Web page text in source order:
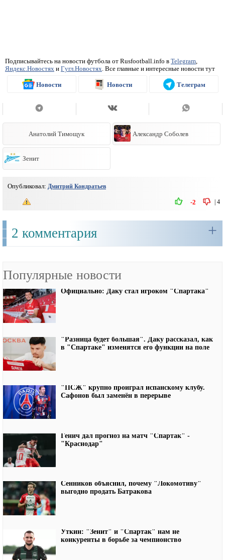
Подписывайтесь на новости футбола от Rusfootball.info в Telegram,
Яндекс.Новостях и Гугл.Новостях. Все главные и интересные новости тут
Новости Новости Телеграм
Анатолий Тимощук Александр Соболев
Зенит
Опубликовал: Дмитрий Кондратьев
4
-2
2 комментария +
Популярные новости
Официально: Даку стал игроком "Спартака"
"Разница будет большая". Даку рассказал, как
в "Спартаке" изменятся его функции на поле
"ПСЖ" крупно проиграл испанскому клубу.
Сафонов был заменён в перерыве
Генич дал прогноз на матч "Спартак" -
"Краснодар"
Сенников объяснил, почему "Локомотиву"
выгодно продать Батракова
Уткин: "Зенит" и "Спартак" нам не
конкуренты в борьбе за чемпионство